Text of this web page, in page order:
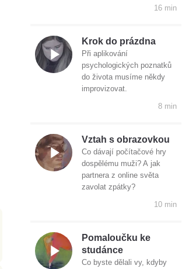
16 min
Krok do prázdna
Při aplikování
psychologických poznatků
do života musíme někdy
improvizovat.
8 min
Vztah s obrazovkou
Co dávají počítačové hry
dospělému muži? A jak
partnera z online světa
zavolat zpátky?
10 min
Pomaloučku ke
studánce
Co byste dělali vy, kdyby